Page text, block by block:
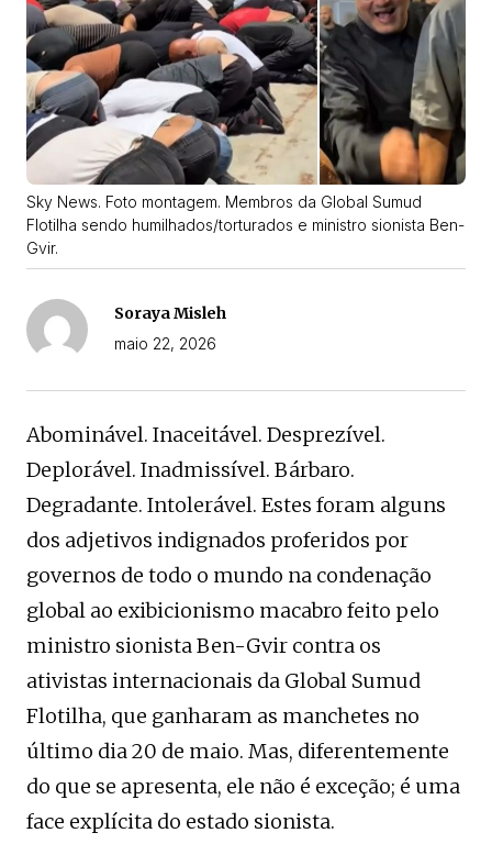
Sky News. Foto montagem. Membros da Global Sumud
Flotilha sendo humilhados/torturados e ministro sionista Ben-
Gvir.
Soraya Misleh
maio 22, 2026
Abominável. Inaceitável. Desprezível.
Deplorável. Inadmissível. Bárbaro.
Degradante. Intolerável. Estes foram alguns
dos adjetivos indignados proferidos por
governos de todo o mundo na condenação
global ao exibicionismo macabro feito pelo
ministro sionista Ben-Gvir contra os
ativistas internacionais da Global Sumud
Flotilha, que ganharam as manchetes no
último dia 20 de maio. Mas, diferentemente
do que se apresenta, ele não é exceção; é uma
face explícita do estado sionista.